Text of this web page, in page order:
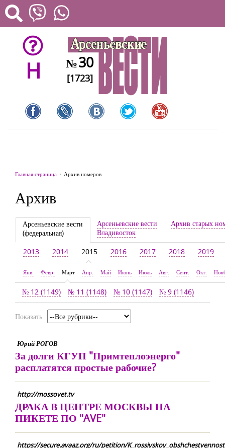
H №30
[1723]
Главная страница Архив номеров
Архив
Арсеньевские вести
(федеральная)
Арсеньевские вести
Владивосток
Архив старых
2013 2014 2015 2016 2017 2018 2019
Янв. Февр. Март Апр. Май Июнь Июль Авг. Сент. Окт.
№ 12 (1149) № 11 (1148) № 10 (1147) № 9 (1146)
Показать
Юрий РОГОВ
За долги КГУП "Примтеплоэнерго"
расплатятся простые рабочие?
http://mossovet.tv
ДРАКА В ЦЕНТРЕ МОСКВЫ НА
ПИКЕТЕ ПО "AVE"
https://secure.avaaz.org/ru/petition/